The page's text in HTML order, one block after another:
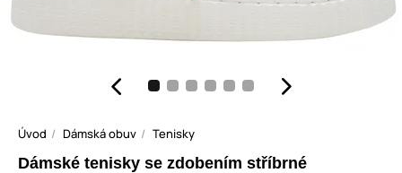
Úvod Dámská obuv Tenisky
Dámské tenisky se zdobením stříbrné